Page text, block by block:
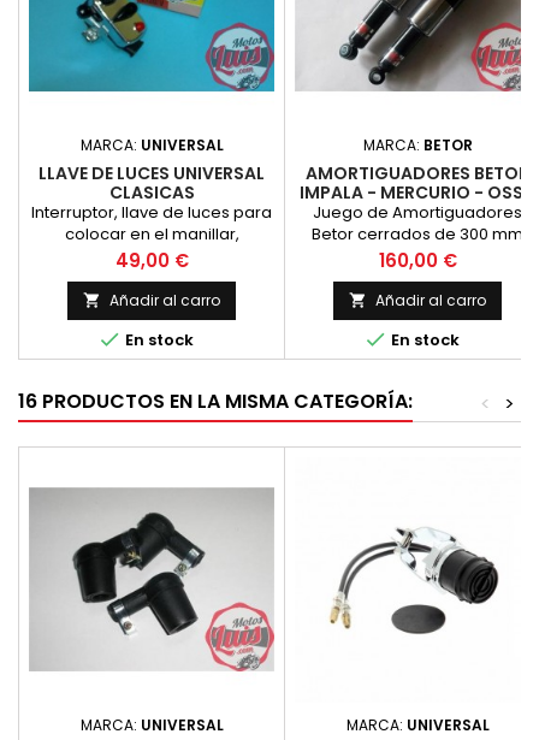
MARCA: UNIVERSAL
LLAVE DE LUCES UNIVERSAL
CLASICAS
Interruptor, llave de luces para
colocar en el manillar,
adaptable a gran variedad de
motos nacionales. Para
bultacos frontera, lobitos,
mercurios, ossa sport, etc
Precio
49,00 €
 Añadir al carro
 En stock
MARCA: BETOR
AMORTIGUADORES BETOR
IMPALA - MERCURIO - OSSA
30 CM.
Juego de Amortiguadores
Betor cerrados de 300 mm
entre ejes para motos de
carretera. Montado de s
Precio
160,00 €
 Añadir al carro
 En stock
16 PRODUCTOS EN LA MISMA CATEGORÍA: >
<
MARCA: UNIVERSAL MARCA: UNIVERSAL